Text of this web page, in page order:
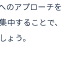
のアプローチを
することで、
う。